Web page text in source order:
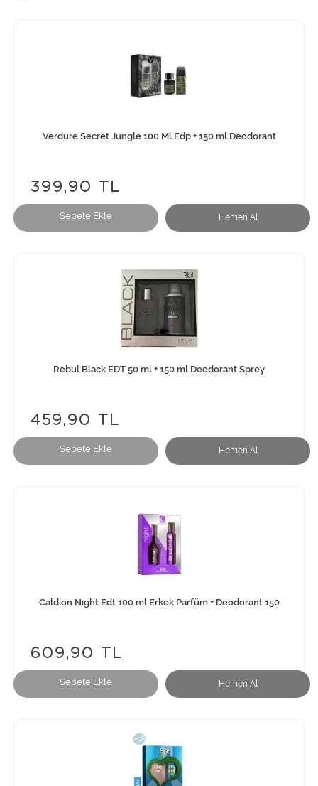
Sepete Ekle Hemen Al
Verdure Secret Jungle 100 Ml Edp + 150 ml Deodorant
399,90 TL
Sepete Ekle Hemen Al
Rebul Black EDT 50 ml + 150 ml Deodorant Sprey
459,90 TL
Sepete Ekle Hemen Al
Caldion Nıght Edt 100 ml Erkek Parfüm + Deodorant 150
609,90 TL